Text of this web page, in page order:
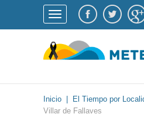
Inicio El Tiempo por
Villar de Fallaves